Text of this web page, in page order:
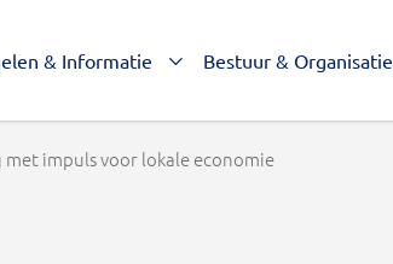
& Informatie Bestuur & Organisatie
impuls voor lokale economie